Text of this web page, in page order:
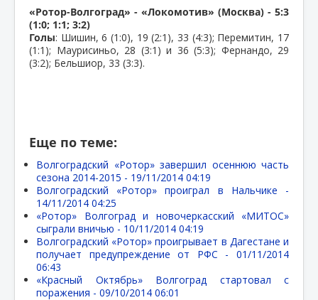
«Ротор-Волгоград» - «Локомотив» (Москва) - 5:3
(1:0; 1:1; 3:2)
Голы: Шишин, 6 (1:0), 19 (2:1), 33 (4:3); Перемитин, 17
(1:1); Маурисиньо, 28 (3:1) и 36 (5:3); Фернандо, 29
(3:2); Бельшиор, 33 (3:3).
Еще по теме:
Волгоградский «Ротор» завершил осеннюю часть
сезона 2014-2015 - 19/11/2014 04:19
Волгоградский «Ротор» проиграл в Нальчике -
14/11/2014 04:25
«Ротор» Волгоград и новочеркасский «МИТОС»
сыграли вничью - 10/11/2014 04:19
Волгоградский «Ротор» проигрывает в Дагестане и
получает предупреждение от РФС - 01/11/2014
06:43
«Красный Октябрь» Волгоград стартовал с
поражения - 09/10/2014 06:01